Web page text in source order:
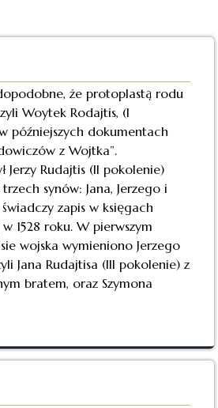
że protoplastą rodu
Woytek Rodajtis, (I
późniejszych dokumentach
z Wojtka”.
Jerzy Rudajtis (II pokolenie)
synów: Jana, Jerzego i
zapis w księgach
1528 roku. W pierwszym
wojska wymieniono Jerzego
Jana Rudajtisa (III pokolenie) z
bratem, oraz Szymona